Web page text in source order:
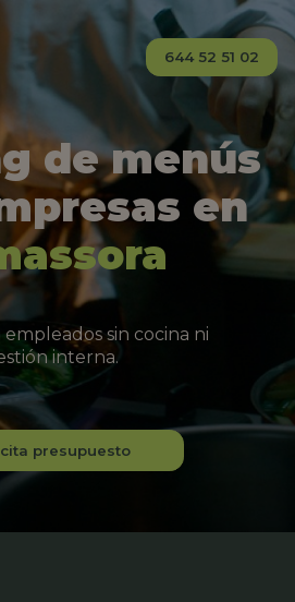
644 52 51 02
de menús
en
empleados sin cocina ni
interna.
presupuesto